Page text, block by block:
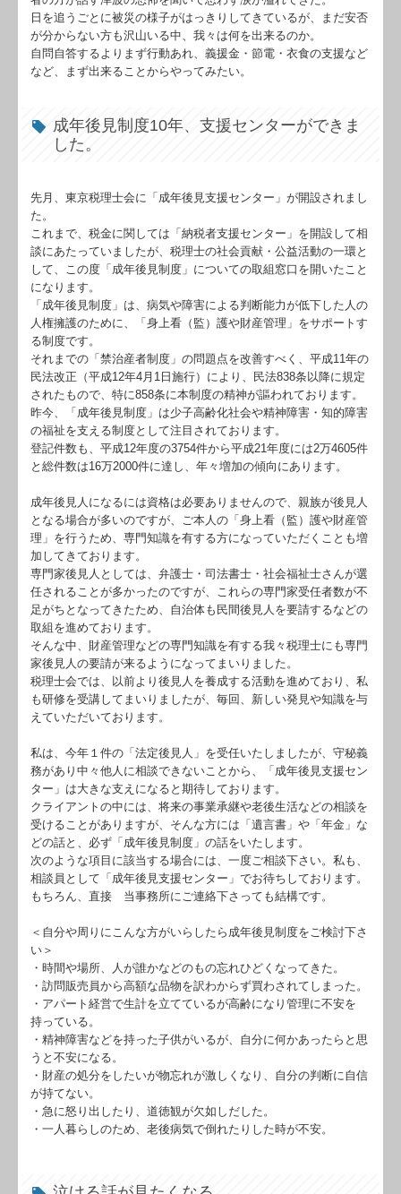
日を追うごとに被災の様子がはっきりしてきているが、まだ安否
が分からない方も沢山いる中、我々は何を出来るのか。
自問自答するよりまず行動あれ、義援金・節電・衣食の支援など
など、まず出来ることからやってみたい。
成年後見制度10年、支援センターができま
した。
先月、東京税理士会に「成年後見支援センター」が開設されまし
た。
これまで、税金に関しては「納税者支援センター」を開設して相
談にあたっていましたが、税理士の社会貢献・公益活動の一環と
して、この度「成年後見制度」についての取組窓口を開いたこと
になります。
「成年後見制度」は、病気や障害による判断能力が低下した人の
人権擁護のために、「身上看（監）護や財産管理」をサポートす
る制度です。
それまでの「禁治産者制度」の問題点を改善すべく、平成11年の
民法改正（平成12年4月1日施行）により、民法838条以降に規定
されたもので、特に858条に本制度の精神が謳われております。
昨今、「成年後見制度」は少子高齢化社会や精神障害・知的障害
の福祉を支える制度として注目されております。
登記件数も、平成12年度の3754件から平成21年度には2万4605件
と総件数は16万2000件に達し、年々増加の傾向にあります。
成年後見人になるには資格は必要ありませんので、親族が後見人
となる場合が多いのですが、ご本人の「身上看（監）護や財産管
理」を行うため、専門知識を有する方になっていただくことも増
加してきております。
専門家後見人としては、弁護士・司法書士・社会福祉士さんが選
任されることが多かったのですが、これらの専門家受任者数が不
足がちとなってきたため、自治体も民間後見人を要請するなどの
取組を進めております。
そんな中、財産管理などの専門知識を有する我々税理士にも専門
家後見人の要請が来るようになってまいりました。
税理士会では、以前より後見人を養成する活動を進めており、私
も研修を受講してまいりましたが、毎回、新しい発見や知識を与
えていただいております。
私は、今年１件の「法定後見人」を受任いたしましたが、守秘義
務があり中々他人に相談できないことから、「成年後見支援セン
ター」は大きな支えになると期待しております。
クライアントの中には、将来の事業承継や老後生活などの相談を
受けることがありますが、そんな方には「遺言書」や「年金」な
どの話と、必ず「成年後見制度」の話をいたします。
次のような項目に該当する場合には、一度ご相談下さい。私も、
相談員として「成年後見支援センター」でお待ちしております。
もちろん、直接 当事務所にご連絡下さっても結構です。
＜自分や周りにこんな方がいらしたら成年後見制度をご検討下さ
い＞
・時間や場所、人が誰かなどのもの忘れひどくなってきた。
・訪問販売員から高額な品物を訳わからず買わされてしまった。
・アパート経営で生計を立てているが高齢になり管理に不安を
持っている。
・精神障害などを持った子供がいるが、自分に何かあったらと思
うと不安になる。
・財産の処分をしたいが物忘れが激しくなり、自分の判断に自信
が持てない。
・急に怒り出したり、道徳観が欠如しだした。
・一人暮らしのため、老後病気で倒れたりした時が不安。